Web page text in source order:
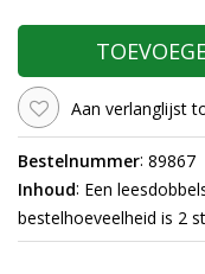
Aan verlanglijst
Bestelnummer: 89867
Inhoud: Een
bestelhoeveelheid is 2